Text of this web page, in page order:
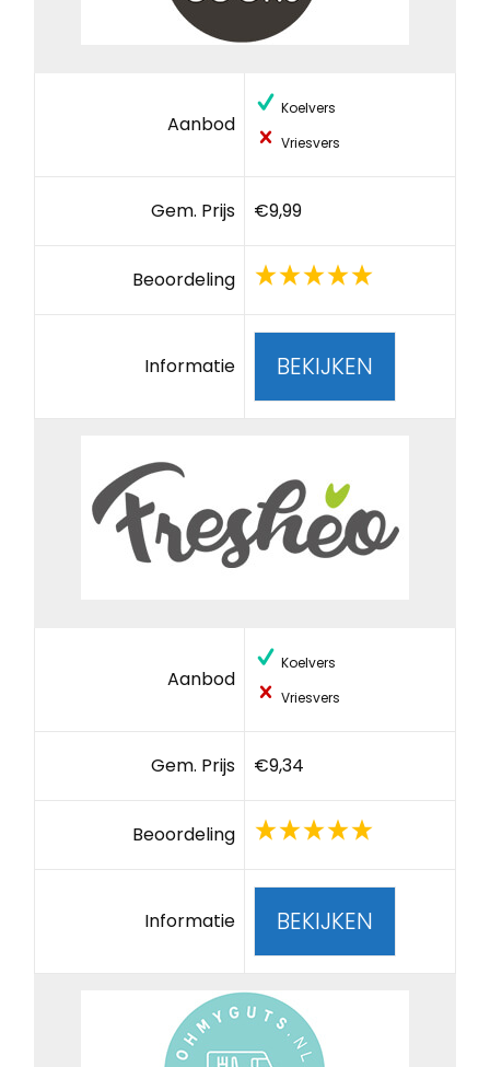
Aanbod
Koelvers
Vriesvers
Gem. Prijs €9,99
Beoordeling
Informatie BEKIJKEN
Aanbod
Koelvers
Vriesvers
Gem. Prijs €9,34
Beoordeling
Informatie BEKIJKEN